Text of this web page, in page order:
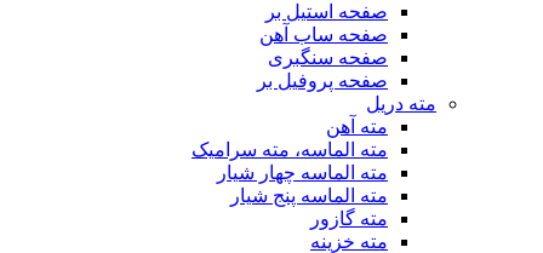
صفحه استیل بر
صفحه ساب آهن
صفحه سنگبری
صفحه پروفیل بر
مته دریل
مته آهن
مته الماسه، مته سرامیک
مته الماسه چهار شیار
مته الماسه پنج شیار
مته گازور
مته خزینه